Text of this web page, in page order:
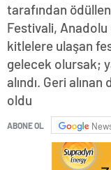
tarafından
Festivali,
kitlelere ulaşan
gelecek olursak;
alındı. Geri
oldu
ABONE OL